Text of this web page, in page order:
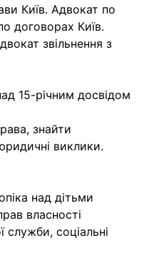
Київ. Адвокат по
договорах Київ.
звільнення з
15-річним досвідом
знайти
виклики.
над дітьми
власності
служби, соціальні